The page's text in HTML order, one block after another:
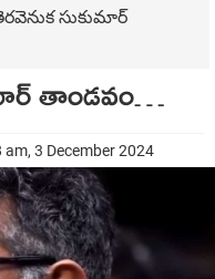
సుకుమార్
తాండవం…
3 December 2024